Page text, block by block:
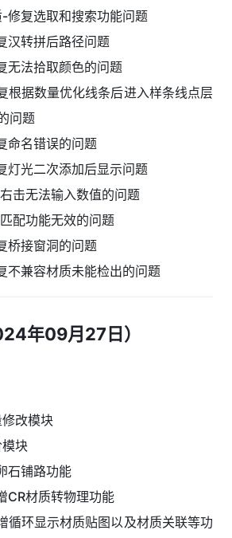
修复选取和搜索功能问题
汉转拼后路径问题
无法拾取颜色的问题
根据数量优化线条后进入样条线点层
问题
命名错误的问题
灯光二次添加后显示问题
击无法输入数值的问题
配功能无效的问题
桥接窗洞的问题
不兼容材质未能检出的问题
年09月27日）
改模块
块
石铺路功能
CR材质转物理功能
循环显示材质贴图以及材质关联等功